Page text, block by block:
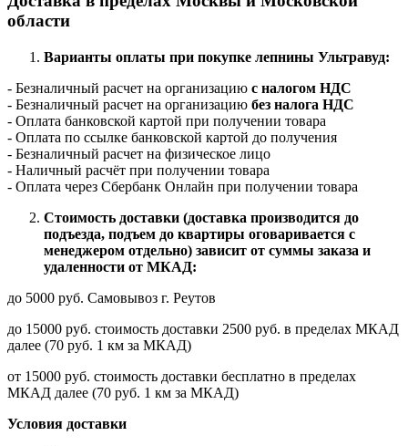
области
Варианты оплаты при покупке лепнины Ультравуд:
- Безналичный расчет на организацию с налогом НДС
- Безналичный расчет на организацию без налога НДС
- Оплата банковской картой при получении товара
- Оплата по ссылке банковской картой до получения
- Безналичный расчет на физическое лицо
- Наличный расчёт при получении товара
- Оплата через Сбербанк Онлайн при получении товара
Стоимость доставки (доставка производится до
подъезда, подъем до квартиры оговаривается с
менеджером отдельно) зависит от суммы заказа и
удаленности от МКАД:
до 5000 руб. Самовывоз г. Реутов
до 15000 руб. стоимость доставки 2500 руб. в пределах МКАД
далее (70 руб. 1 км за МКАД)
от 15000 руб. стоимость доставки бесплатно в пределах
МКАД далее (70 руб. 1 км за МКАД)
Условия доставки